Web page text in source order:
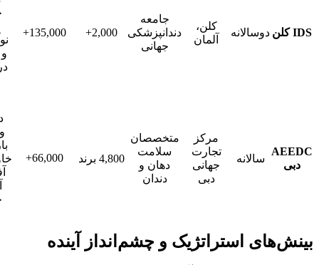
دوسالانه
کلن،
آلمان
دندانپزشکی
جهانی
2,000+
135,000+
برای
نوآوری‌ها
و تجارت
در سطح
سالانه
تجارت
جهانی
متخصصان
سلامت
دهان و
دندان
4,800 برند 66,000+
بازارهای
خاورمیانه،
استراتژیک و چشم‌انداز آینده